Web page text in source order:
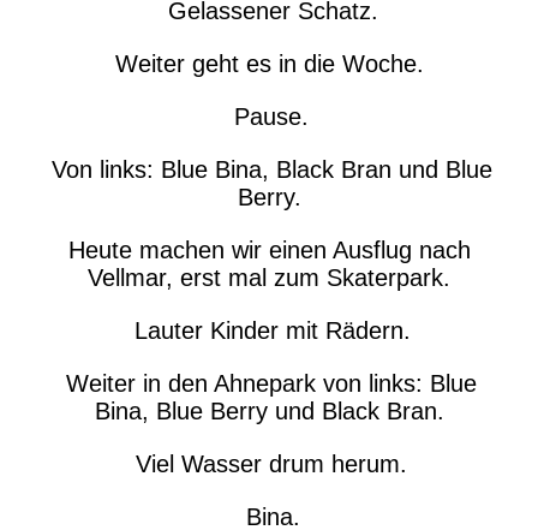
Gelassener Schatz.
Weiter geht es in die Woche.
Pause.
Von links: Blue Bina, Black Bran und Blue
Berry.
Heute machen wir einen Ausflug nach
Vellmar, erst mal zum Skaterpark.
Lauter Kinder mit Rädern.
Weiter in den Ahnepark von links: Blue
Bina, Blue Berry und Black Bran.
Viel Wasser drum herum.
Bina.